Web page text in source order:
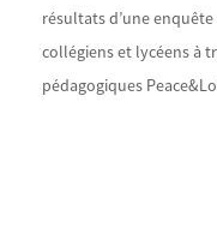
résultats d’une
collégiens et lycéens à
pédagogiques